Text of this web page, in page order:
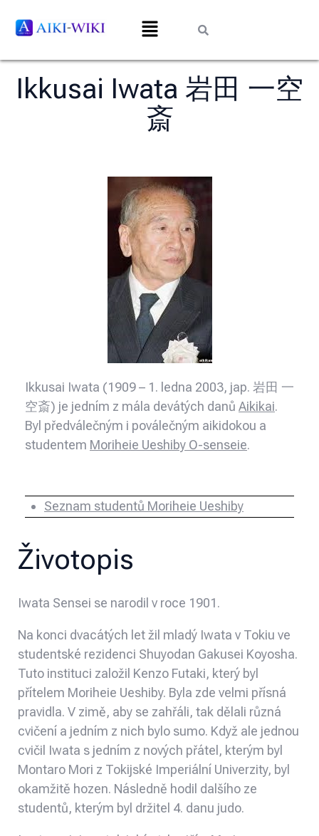
Ikkusai Iwata 岩田 一空
斎
Ikkusai Iwata (1909 – 1. ledna 2003, jap. 岩田 一
空斎) je jedním z mála devátých danů Aikikai.
Byl předválečným i poválečným aikidokou a
studentem Moriheie Ueshiby O-senseie.
Seznam studentů Moriheie Ueshiby
Životopis
Iwata Sensei se narodil v roce 1901.
Na konci dvacátých let žil mladý Iwata v Tokiu ve
studentské rezidenci Shuyodan Gakusei Koyosha.
Tuto instituci založil Kenzo Futaki, který byl
přítelem Moriheie Ueshiby. Byla zde velmi přísná
pravidla. V zimě, aby se zahřáli, tak dělali různá
cvičení a jedním z nich bylo sumo. Když ale jednou
cvičil Iwata s jedním z nových přátel, kterým byl
Montaro Mori z Tokijské Imperiální Univerzity, byl
okamžitě hozen. Následně hodil dalšího ze
studentů, kterým byl držitel 4. danu judo.